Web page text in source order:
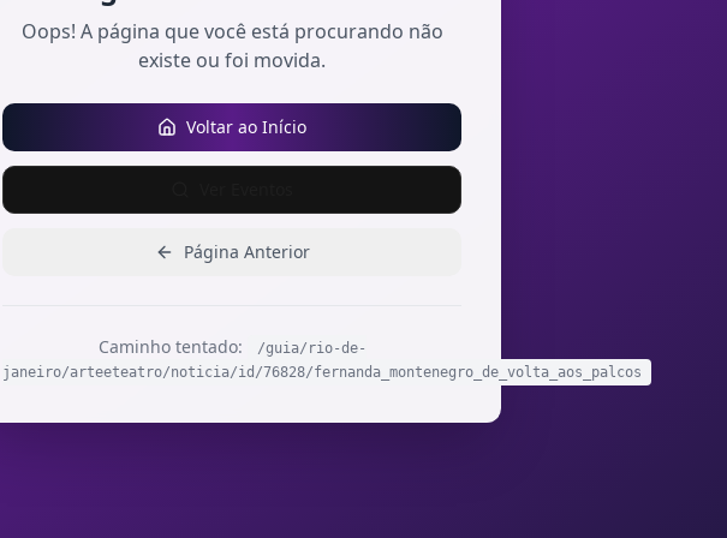
Oops! A página que você está procurando não
existe ou foi movida.
Voltar ao Início
Página Anterior
Caminho tentado:
/guia/rio-de-
janeiro/arteeteatro/noticia/id/76828/fernanda_montenegro_de_volta_aos_palcos